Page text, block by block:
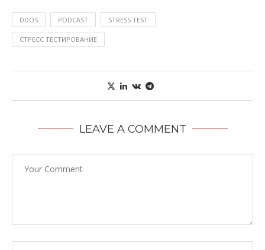
DDOS PODCAST STRESS TEST
СТРЕСС ТЕСТИРОВАНИЕ
LEAVE A COMMENT